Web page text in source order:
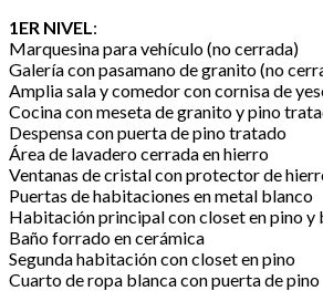
1ER NIVEL :
Marquesina para vehículo (no cerrada)
Galería con pasamano de granito (no
Amplia sala y comedor con cornisa de
Cocina con meseta de granito y pino
Despensa con puerta de pino tratado
Área de lavadero cerrada en hierro
Ventanas de cristal con protector de
Puertas de habitaciones en metal blanco
Habitación principal con closet en pino y
Baño forrado en cerámica
Segunda habitación con closet en pino
Cuarto de ropa blanca con puerta de pino